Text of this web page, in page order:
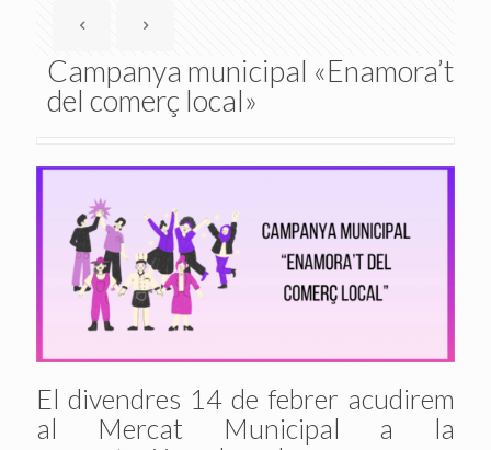
Campanya municipal «Enamora’t
del comerç local»
El divendres 14 de febrer acudirem
al Mercat Municipal a la